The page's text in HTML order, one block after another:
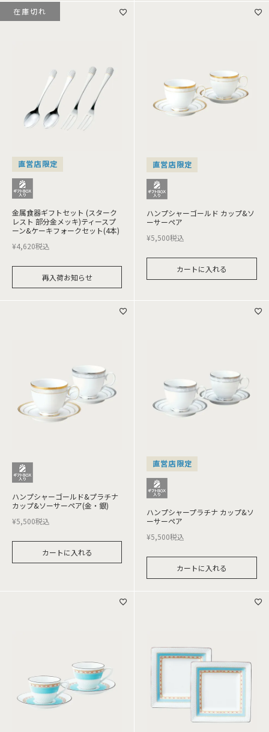
直営店限定
金属食器ギフトセット (スターク
レスト 部分金メッキ)ティースプ
ーン&ケーキフォークセット(4本)
¥4,620税込
再入荷お知らせ
在庫切れ
直営店限定
ハンプシャーゴールド カップ&ソ
ーサーペア
¥5,500税込
カートに入れる
ハンプシャーゴールド&プラチナ
カップ&ソーサーペア(金・銀)
¥5,500税込
カートに入れる
直営店限定
ハンプシャープラチナ カップ&ソ
ーサーペア
¥5,500税込
カートに入れる